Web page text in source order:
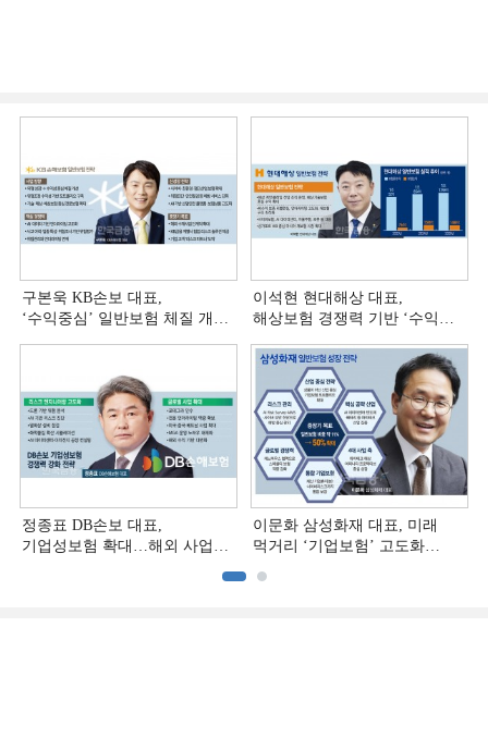
구본욱 KB손보 대표,
‘수익중심ʼ 일반보험 체질 개선
이석현 현대해상 대표,
해상보험 경쟁력 기반 ‘수익
(3)]
정종표 DB손보 대표,
기업성보험 확대…해외 사업
이문화 삼성화재 대표, 미래
먹거리 ‘기업보험’ 고도화